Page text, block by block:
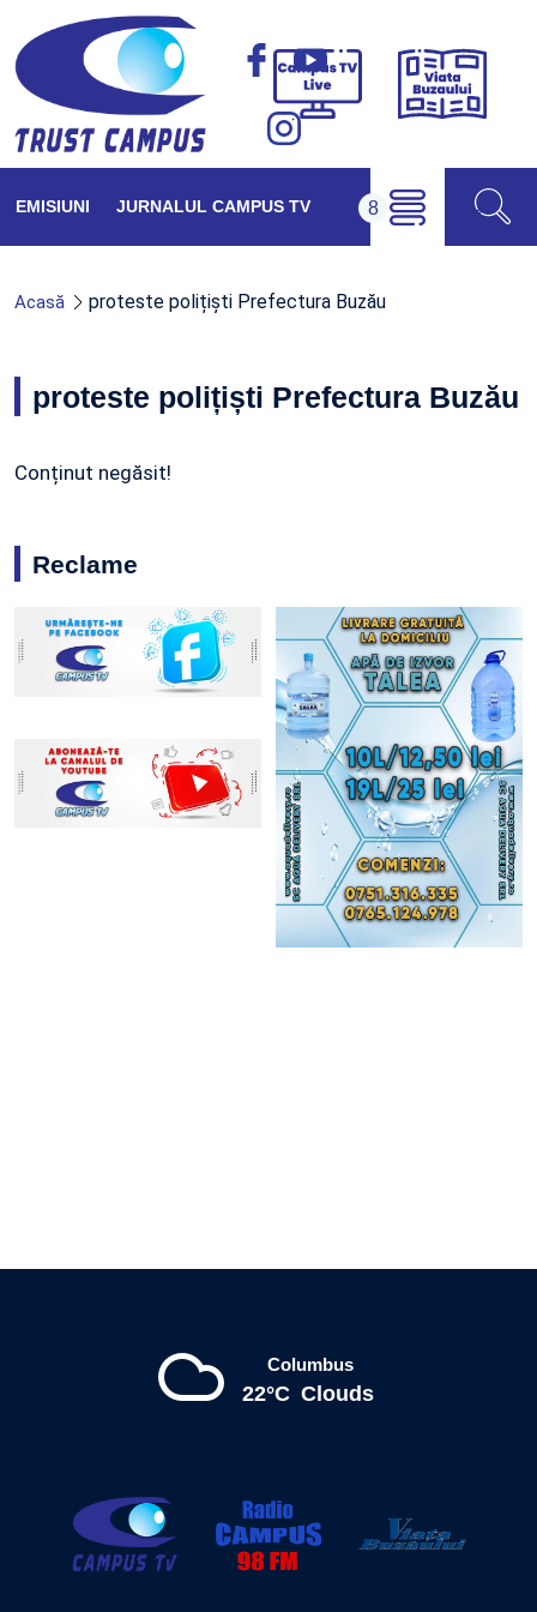
Campus
Viața
EMISIUNI JURNALUL CAMPUS TV
Acasă proteste polițiști Prefectura Buzău
proteste polițiști Prefectura Buzău
Conținut negăsit!
Reclame
Columbus
22°C Clouds